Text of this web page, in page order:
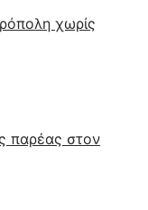
χωρίς
παρέας στον